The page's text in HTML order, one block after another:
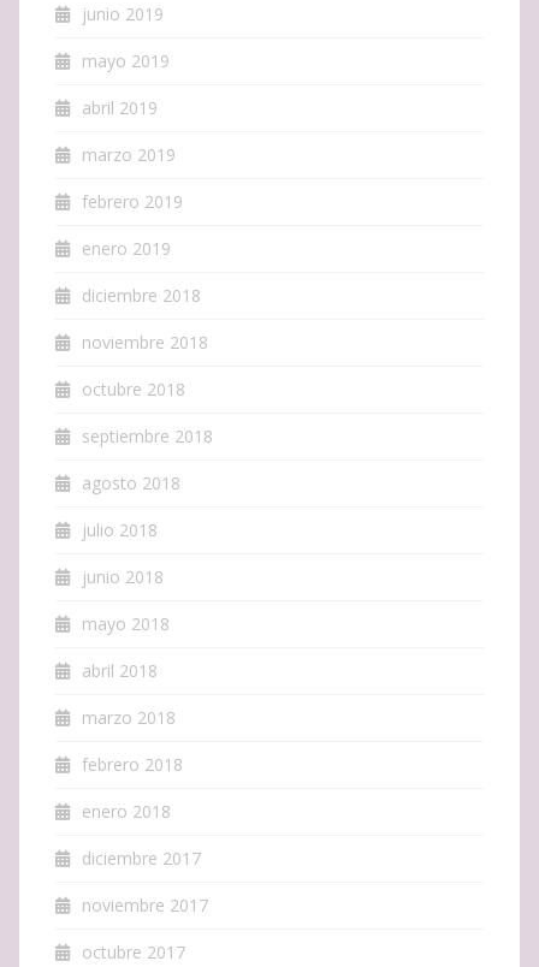
junio 2019
mayo 2019
abril 2019
marzo 2019
febrero 2019
enero 2019
diciembre 2018
noviembre 2018
octubre 2018
septiembre 2018
agosto 2018
julio 2018
junio 2018
mayo 2018
abril 2018
marzo 2018
febrero 2018
enero 2018
diciembre 2017
noviembre 2017
octubre 2017